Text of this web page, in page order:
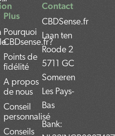
Contact
CBDSense.fr
Laan ten
Roode 2
5711 GC
Someren
Les Pays-
Bas
Bank:
Plus
Pourquoi
CBDsense.fr?
Points de
fidélité
A propos
de nous
Conseil
personnalisé
Conseils